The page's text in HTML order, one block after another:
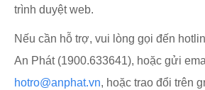
trình duyệt web.
Nếu cần hỗ trợ, vui lòng gọi đến
An Phát (1900.633641), hoặc gửi
hotro@anphat.vn, hoặc trao đổi trên